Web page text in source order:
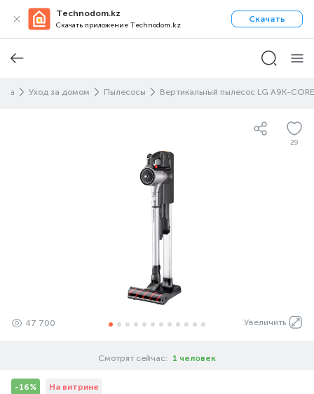
Technodom.kz
Скачать приложение Technodom.kz
Скачать
Уход за домом Пылесосы Вертикальный пылесос LG A9K-CORE
29
Увеличить
47 700
Смотрят сейчас: 1 человек
-16% На витрине